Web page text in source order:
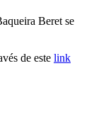
Beret se
de este link